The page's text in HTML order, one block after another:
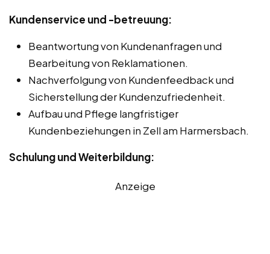
Kundenservice und -betreuung:
Beantwortung von Kundenanfragen und
Bearbeitung von Reklamationen.
Nachverfolgung von Kundenfeedback und
Sicherstellung der Kundenzufriedenheit.
Aufbau und Pflege langfristiger
Kundenbeziehungen in Zell am Harmersbach.
Schulung und Weiterbildung:
Anzeige